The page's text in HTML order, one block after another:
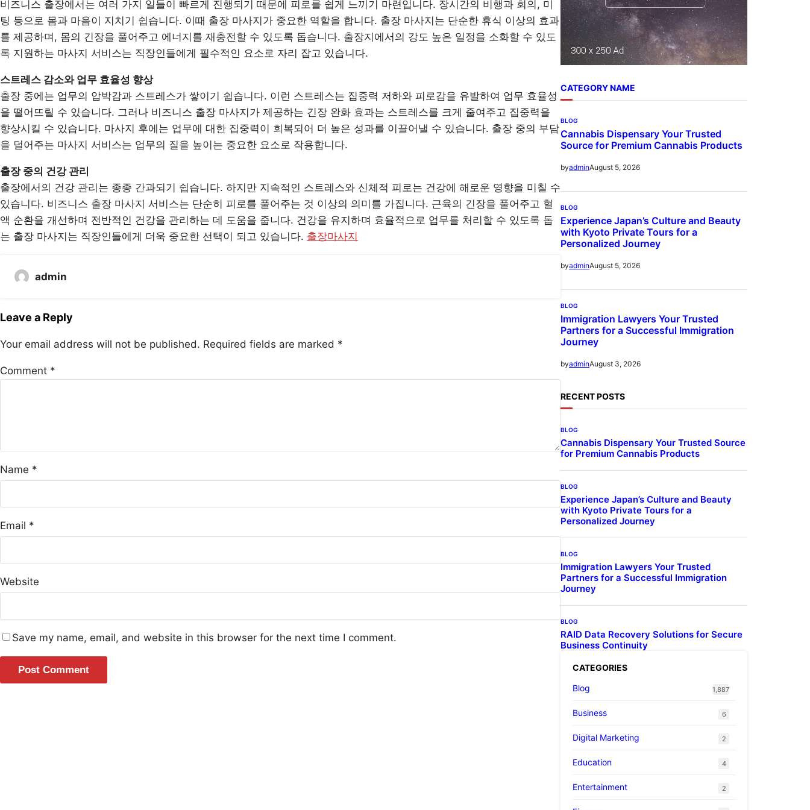
비즈니스 출장에서는 여러 가지 일들이 빠르게 진행되기 때문에 피로를 쉽게 느끼기 마련입니다. 장시간의 비행과 회의, 미
팅 등으로 몸과 마음이 지치기 쉽습니다. 이때 출장 마사지가 중요한 역할을 합니다. 출장 마사지는 단순한 휴식 이상의 효과
를 제공하며, 몸의 긴장을 풀어주고 에너지를 재충전할 수 있도록 돕습니다. 출장지에서의 강도 높은 일정을 소화할 수 있도
록 지원하는 마사지 서비스는 직장인들에게 필수적인 요소로 자리 잡고 있습니다.
스트레스 감소와 업무 효율성 향상
출장 중에는 업무의 압박감과 스트레스가 쌓이기 쉽습니다. 이런 스트레스는 집중력 저하와 피로감을 유발하여 업무 효율성
을 떨어뜨릴 수 있습니다. 그러나 비즈니스 출장 마사지가 제공하는 긴장 완화 효과는 스트레스를 크게 줄여주고 집중력을
향상시킬 수 있습니다. 마사지 후에는 업무에 대한 집중력이 회복되어 더 높은 성과를 이끌어낼 수 있습니다. 출장 중의 부담
을 덜어주는 마사지 서비스는 업무의 질을 높이는 중요한 요소로 작용합니다.
출장 중의 건강 관리
출장에서의 건강 관리는 종종 간과되기 쉽습니다. 하지만 지속적인 스트레스와 신체적 피로는 건강에 해로운 영향을 미칠 수
있습니다. 비즈니스 출장 마사지 서비스는 단순히 피로를 풀어주는 것 이상의 의미를 가집니다. 근육의 긴장을 풀어주고 혈
액 순환을 개선하며 전반적인 건강을 관리하는 데 도움을 줍니다. 건강을 유지하며 효율적으로 업무를 처리할 수 있도록 돕
는 출장 마사지는 직장인들에게 더욱 중요한 선택이 되고 있습니다. 출장마사지
admin
Leave a Reply
Your email address will not be published. Required fields are marked *
Comment *
Name *
Email *
Website
Save my name, email, and website in this browser for the next time I comment.
CATEGORY NAME
BLOG
Cannabis Dispensary Your Trusted
Source for Premium Cannabis Products
byadminAugust 5, 2026
BLOG
Experience Japan’s Culture and Beauty
with Kyoto Private Tours for a
Personalized Journey
byadminAugust 5, 2026
BLOG
Immigration Lawyers Your Trusted
Partners for a Successful Immigration
Journey
byadminAugust 3, 2026
RECENT POSTS
BLOG
Cannabis Dispensary Your Trusted Source
for Premium Cannabis Products
BLOG
Experience Japan’s Culture and Beauty
with Kyoto Private Tours for a
Personalized Journey
BLOG
Immigration Lawyers Your Trusted
Partners for a Successful Immigration
Journey
BLOG
RAID Data Recovery Solutions for Secure
Business Continuity
CATEGORIES
Blog
1,887
Business 6
Digital Marketing 2
Education 4
Entertainment 2